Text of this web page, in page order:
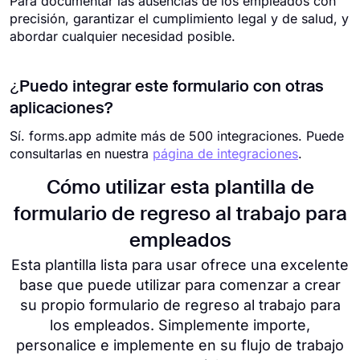
precisión, garantizar el cumplimiento legal y de salud, y
abordar cualquier necesidad posible.
¿Puedo integrar este formulario con otras
aplicaciones?
Sí. forms.app admite más de 500 integraciones. Puede
consultarlas en nuestra página de integraciones.
Cómo utilizar esta plantilla de
formulario de regreso al trabajo para
empleados
Esta plantilla lista para usar ofrece una excelente
base que puede utilizar para comenzar a crear
su propio formulario de regreso al trabajo para
los empleados. Simplemente importe,
personalice e implemente en su flujo de trabajo